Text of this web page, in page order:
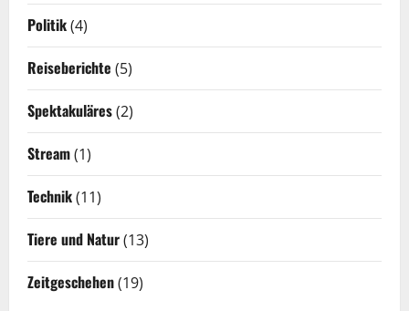
Politik(4)
Reiseberichte (5)
Spektakuläres(2)
Stream(1)
Technik(11)
Tiere und Natur(13)
Zeitgeschehen(19)